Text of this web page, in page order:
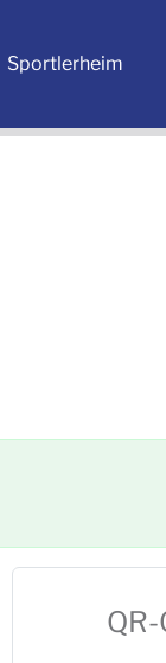
Sportlerheim